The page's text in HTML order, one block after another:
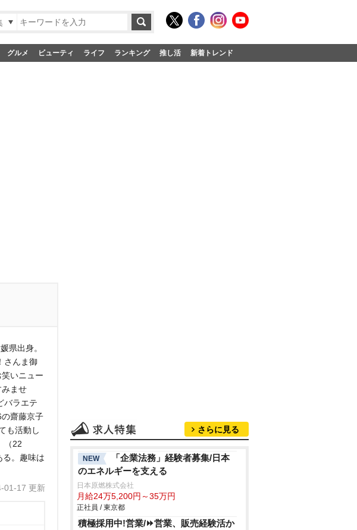
グルメ ビューティ ライフ ランキング 推し活 新着トレンド
県出身。
さんま御
いニュー
ませ
バラエテ
齋藤京子
も活動し
（22
る。趣味は
01-17 更新
さらに見る
NEW
「企業法務」経験者募集/日本
のエネルギーを支える
日本原燃株式会社
月給24万5,200円～35万円
正社員 / 東京都
積極採用中!営業/⏩️営業、販売経験活か